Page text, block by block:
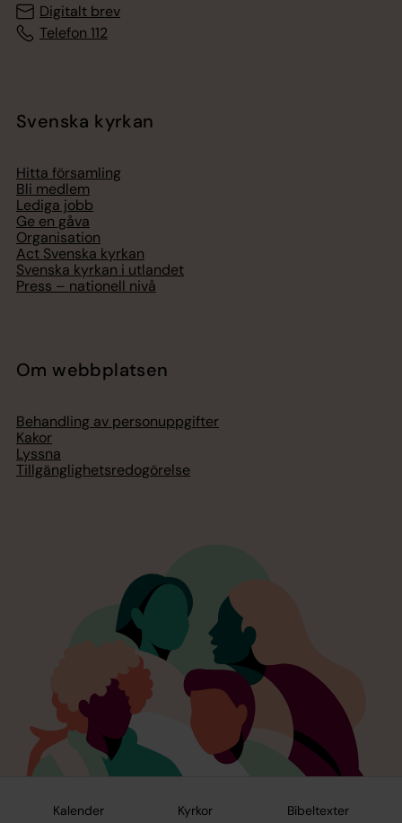
Kalender Kyrkor Bibeltexter
Digitalt brev
Telefon 112
Svenska kyrkan
Hitta församling
Bli medlem
Lediga jobb
Ge en gåva
Organisation
Act Svenska kyrkan
Svenska kyrkan i utlandet
Press – nationell nivå
Om webbplatsen
Behandling av personuppgifter
Kakor
Lyssna
Tillgänglighetsredogörelse